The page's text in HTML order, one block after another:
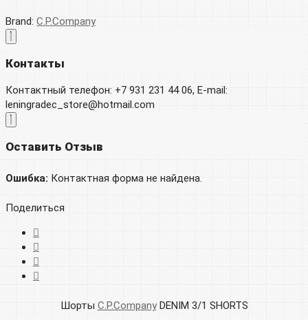
Brand: C.P.Company
Контакты
Контактный телефон: +7 931 231 44 06, E-mail:
leningradec_store@hotmail.com
Оставить Отзыв
Ошибка: Контактная форма не найдена.
Поделиться
Шорты C.P.CompanyDENIM 3/1 SHORTS